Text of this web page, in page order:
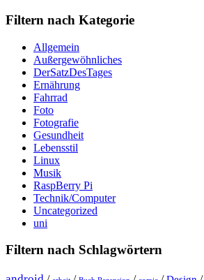
Filtern nach Kategorie
Allgemein
Außergewöhnliches
DerSatzDesTages
Ernährung
Fahrrad
Foto
Fotografie
Gesundheit
Lebensstil
Linux
Musik
RaspBerry Pi
Technik/Computer
Uncategorized
uni
Filtern nach Schlagwörtern